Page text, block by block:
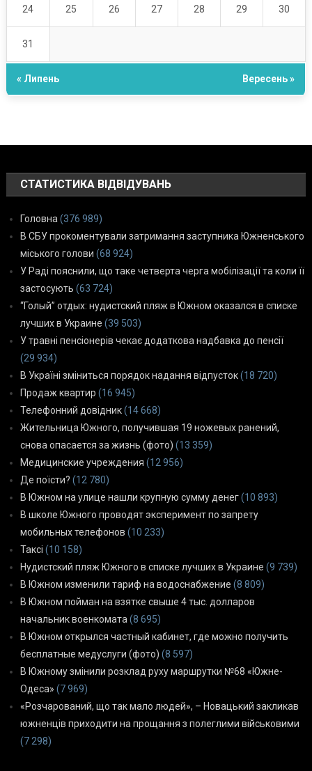
24 25 26 27 28 29 30
31
« Липень Вересень »
СТАТИСТИКА ВІДВІДУВАНЬ
Головна(376 989)
В СБУ прокоментували затримання заступника Южненського
міського голови (68 924)
У Раді пояснили, що таке четверта черга мобілізації та коли її
застосують (63 724)
“Голый” отдых: нудистский пляж в Южном оказался в списке
лучших в Украине (39 503)
У травні пенсіонерів чекає додаткова надбавка до пенсії
(29 934)
В Україні зміниться порядок надання відпусток(18 720)
Продаж квартир (16 945)
Телефонний довідник(14 668)
Жительница Южного, получившая 19 ножевых ранений,
снова опасается за жизнь (фото) (13 359)
Медицинские учреждения (12 956)
Де поїсти? (12 780)
В Южном на улице нашли крупную сумму денег(10 893)
В школе Южного проводят эксперимент по запрету
мобильных телефонов (10 233)
Таксі (10 158)
Нудистский пляж Южного в списке лучших в Украине (9 739)
В Южном изменили тариф на водоснабжение (8 809)
В Южном пойман на взятке свыше 4 тыс. долларов
начальник военкомата(8 695)
В Южном открылся частный кабинет, где можно получить
бесплатные медуслуги (фото) (8 597)
В Южному змінили розклад руху маршрутки №68 «Южне-
Одеса» (7 969)
«Розчарований, що так мало людей», – Новацький закликав
южненців приходити на прощання з полеглими військовими
(7 298)